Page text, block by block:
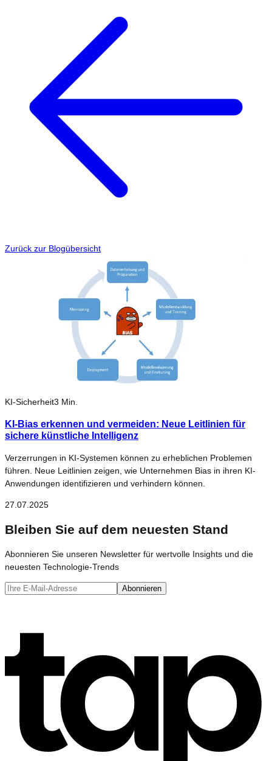
Zurück zur Blogübersicht
KI-Sicherheit3 Min.
KI-Bias erkennen und vermeiden: Neue Leitlinien für
sichere künstliche Intelligenz
Verzerrungen in KI-Systemen können zu erheblichen Problemen
führen. Neue Leitlinien zeigen, wie Unternehmen Bias in ihren KI-
Anwendungen identifizieren und verhindern können.
27.07.2025
Bleiben Sie auf dem neuesten Stand
Abonnieren Sie unseren Newsletter für wertvolle Insights und die
neuesten Technologie-Trends
Abonnieren